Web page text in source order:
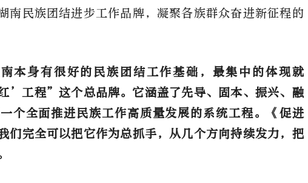
南民族团结进步工作品牌，凝聚各族群众奋进新征程的
本身有很好的民族团结工作基础，最集中的体现就
’工程” 这个总品牌。它涵盖了先导、固本、振兴、融
个全面推进民族工作高质量发展的系统工程。《促进
们完全可以把它作为总抓手，从几个方向持续发力，把